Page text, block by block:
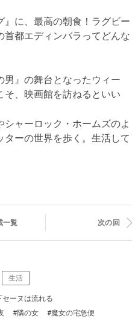
』に、最高の朝食！ラグビー
都エディンバラってどんな
男』の舞台となったウィー
そ、映画館を訪ねるといい
ャーロック・ホームズのよ
ターの世界を歩く。生活して
一覧 次の回
生活
ーヌは流れる
#隣の女
#魔女の宅急便